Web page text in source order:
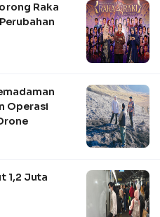
Raka
Operasi
1,2 Juta